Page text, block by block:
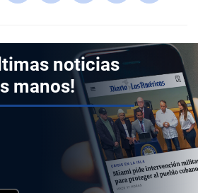
noticias
manos!